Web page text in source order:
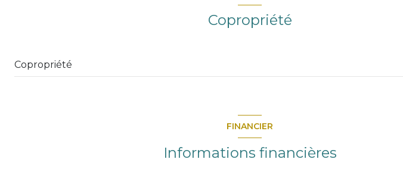
WC
Copropriété
Copropriété
FINANCIER
Informations financières